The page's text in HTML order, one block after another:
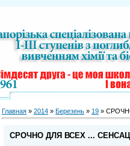
Главная » 2014 » Березень » 19 »
СРОЧНО ДЛЯ ВСЕХ ...